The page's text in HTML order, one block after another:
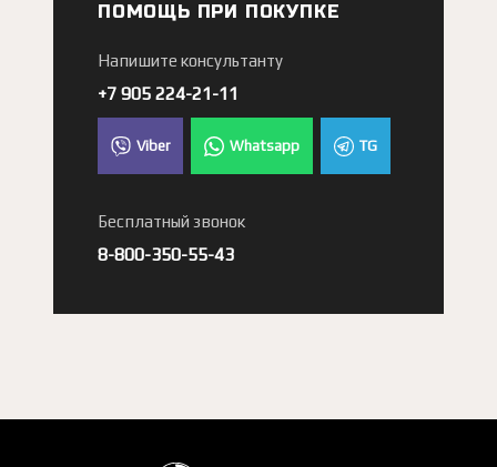
ПОМОЩЬ ПРИ ПОКУПКЕ
Напишите консультанту
+7 905 224-21-11
Viber Whatsapp TG
Бесплатный звонок
8-800-350-55-43